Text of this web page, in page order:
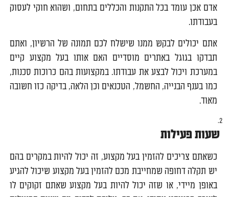
אדם אכן עומד בכל התקנות והכללים בתחום, ושהוא חוקי לעסוק
בעבודתו.
אתם יכולים לבקש ממנו שישלח לכם תמונה של הרשיון, ואתם
תבדקו בגוגל באתרים מוסדיים האם אותו בעל מקצוע קיים
במערכת ויכול לבצע את עבודתו. במקצועות בהם כרוכות סכנות,
כמו בענף הבנייה, החשמל, הטכנאים וכן הלאה, בדיקה כזו חשובה
מאוד.
שעות פעילות
כשאתם צריכים להזמין בעל מקצוע, זה יכול להיות במקרים בהם
יש תקלה דחופה שמחייבת מכם להזמין בעל מקצוע שיכול להגיע
באופן מיידי, או שזה יכול להיות בעל מקצוע שאתם זקוקים לו